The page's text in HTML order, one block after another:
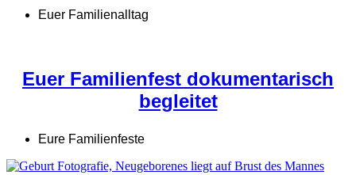
Euer Familienalltag
Euer Familienfest dokumentarisch
begleitet
Eure Familienfeste